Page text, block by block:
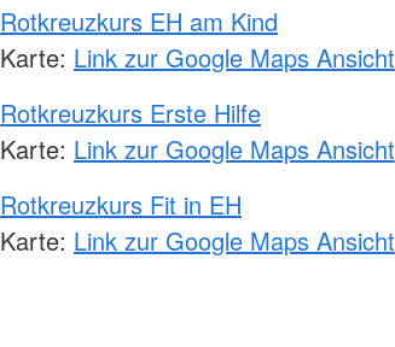
Rotkreuzkurs EH am Kind
Karte: Link zur Google Maps Ansicht
Rotkreuzkurs Erste Hilfe
Karte: Link zur Google Maps Ansicht
Rotkreuzkurs Fit in EH
Karte: Link zur Google Maps Ansicht